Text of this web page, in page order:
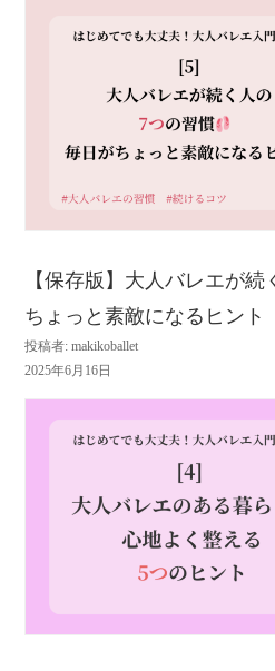
【保存版】大人バレエが続
ちょっと素敵になるヒント
投稿者: makikoballet
2025年6月16日